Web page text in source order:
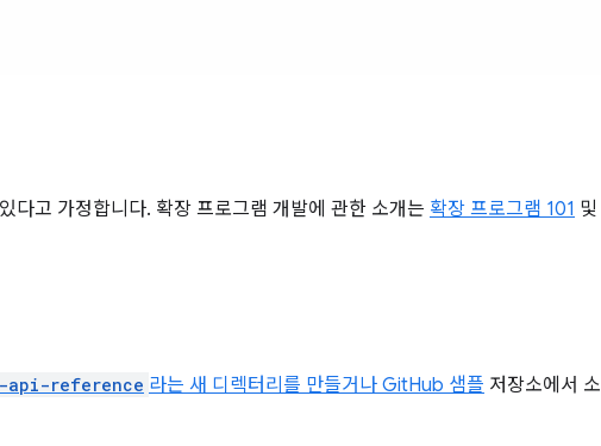
다고 가정합니다. 확장 프로그램 개발에 관한 소개는 확장 프로그램 101 및
api-reference 라는 새 디렉터리를 만들거나 GitHub 샘플 저장소에서 소